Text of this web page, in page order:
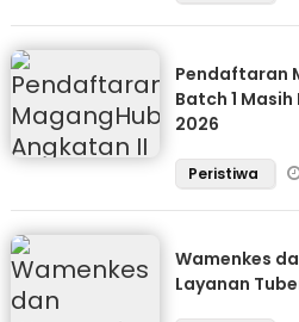
Pendaftaran
Batch 1
2026
Peristiwa
Wamenkes
Layanan